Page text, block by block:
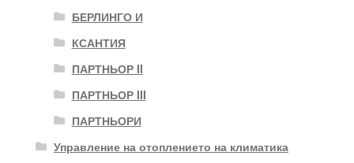
БЕРЛИНГО И
КСАНТИЯ
ПАРТНЬОР II
ПАРТНЬОР III
ПАРТНЬОРИ
Управление на отоплението на климатика